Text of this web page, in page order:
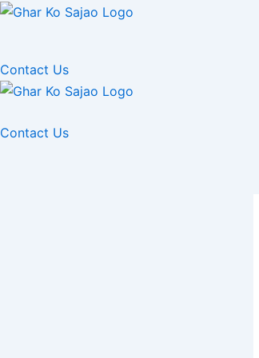
Skip
Contact Us
Contact Us